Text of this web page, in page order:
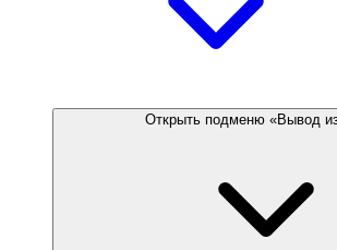
Открыть подменю «Вывод